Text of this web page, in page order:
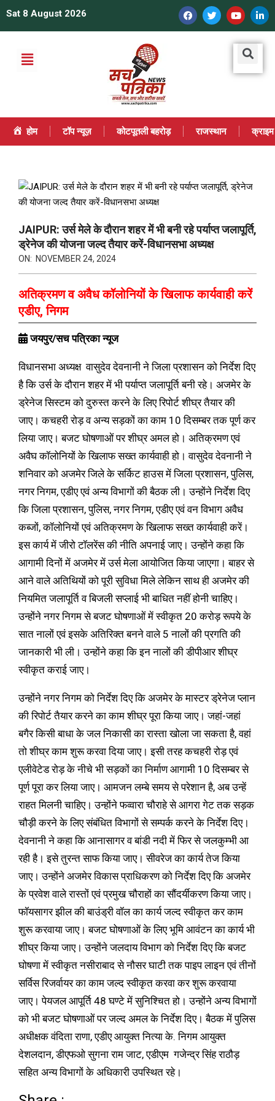
Sat 8 August 2026
होम टॉप न्यूज़ कोटपूतली बहरोड़ राजस्थान क्राइम
JAIPUR: उर्स मेले के दौरान शहर में भी बनी रहे पर्याप्त जलापूर्ति,
ड्रेनेज की योजना जल्द तैयार करें-विधानसभा अध्यक्ष
ON: NOVEMBER 24, 2024
अतिक्रमण व अवैध कॉलोनियों के खिलाफ कार्यवाही करें
एडीए, निगम
जयपुर/सच पत्रिका न्यूज
विधानसभा अध्यक्ष वासुदेव देवनानी ने जिला प्रशासन को निर्देश दिए
है कि उर्स के दौरान शहर में भी पर्याप्त जलापूर्ति बनी रहे। अजमेर के
ड्रेनेज सिस्टम को दुरुस्त करने के लिए रिपोर्ट शीघ्र तैयार की
जाए। कचहरी रोड़ व अन्य सड़कों का काम 10 दिसम्बर तक पूर्ण कर
लिया जाए। बजट घोषणाओं पर शीघ्र अमल हो। अतिक्रमण एवं
अवैघ कॉलोनियों के खिलाफ सख्त कार्यवाही हो। वासुदेव देवनानी ने
शनिवार को अजमेर जिले के सर्किट हाउस में जिला प्रशासन, पुलिस,
नगर निगम, एडीए एवं अन्य विभागों की बैठक ली। उन्होंने निर्देश दिए
कि जिला प्रशासन, पुलिस, नगर निगम, एडीए एवं वन विभाग अवैध
कब्जों, कॉलोनियों एवं अतिक्रमण के खिलाफ सख्त कार्यवाही करें।
इस कार्य में जीरो टॉलरेंस की नीति अपनाई जाए। उन्होंने कहा कि
आगामी दिनों में अजमेर में उर्स मेला आयोजित किया जाएगा। बाहर से
आने वाले अतिथियों को पूरी सुविधा मिले लेकिन साथ ही अजमेर की
नियमित जलापूर्ति व बिजली सप्लाई भी बाधित नहीं होनी चाहिए।
उन्होंने नगर निगम से बजट घोषणाओं में स्वीकृत 20 करोड़ रूपये के
सात नालों एवं इसके अतिरिक्त बनने वाले 5 नालों की प्रगति की
जानकारी भी ली। उन्होंने कहा कि इन नालों की डीपीआर शीघ्र
स्वीकृत कराई जाए।
उन्होंने नगर निगम को निर्देश दिए कि अजमेर के मास्टर ड्रेनेज प्लान
की रिपोर्ट तैयार करने का काम शीघ्र पूरा किया जाए। जहां-जहां
बगैर किसी बाधा के जल निकासी का रास्ता खोला जा सकता है, वहां
तो शीघ्र काम शुरू करवा दिया जाए। इसी तरह कचहरी रोड़ एवं
एलीवेटेड रोड़ के नीचे भी सड़कों का निर्माण आगामी 10 दिसम्बर से
पूर्ण पूरा कर लिया जाए। आमजन लम्बे समय से परेशान है, अब उन्हें
राहत मिलनी चाहिए। उन्होंने फव्वारा चौराहे से आगरा गेट तक सड़क
चौड़ी करने के लिए संबंधित विभागों से सम्पर्क करने के निर्देश दिए।
देवनानी ने कहा कि आनासागर व बांडी नदी में फिर से जलकुम्भी आ
रही है। इसे तुरन्त साफ किया जाए। सीवरेज का कार्य तेज किया
जाए। उन्होंने अजमेर विकास प्राधिकरण को निर्देश दिए कि अजमेर
के प्रवेश वाले रास्तों एवं प्रमुख चौराहों का सौंदर्यीकरण किया जाए।
फॉयसागर झील की बाउंड्री वॉल का कार्य जल्द स्वीकृत कर काम
शुरू करवाया जाए। बजट घोषणाओं के लिए भूमि आवंटन का कार्य भी
शीघ्र किया जाए। उन्होंने जलदाय विभाग को निर्देश दिए कि बजट
घोषणा में स्वीकृत नसीराबाद से नौसर घाटी तक पाइप लाइन एवं तीनों
सर्विस रिजर्वायर का काम जल्द स्वीकृत करवा कर शुरू करवाया
जाए। पेयजल आपूर्ति 48 घण्टे में सुनिश्चित हो। उन्होंने अन्य विभागों
को भी बजट घोषणाओं पर जल्द अमल के निर्देश दिए। बैठक में पुलिस
अधीक्षक वंदिता राणा, एडीए आयुक्त नित्या के. निगम आयुक्त
देशलदान, डीएफओ सुगना राम जाट, एडीएम गजेन्द्र सिंह राठौड़
सहित अन्य विभागों के अधिकारी उपस्थित रहे।